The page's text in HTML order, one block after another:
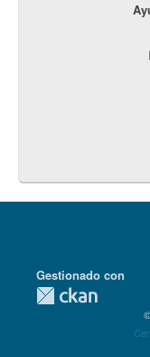
Detalles Técnicos
Gestionado con